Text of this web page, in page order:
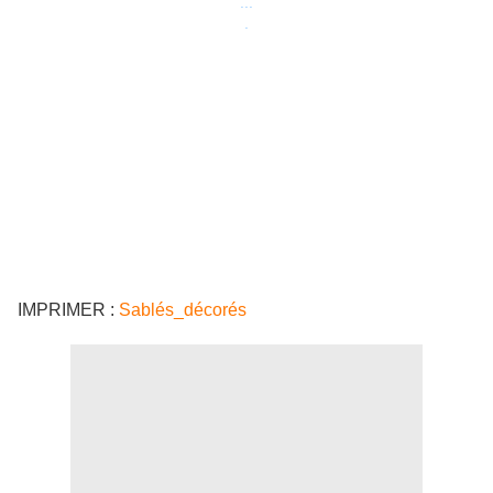
IMPRIMER : Sablés_décorés